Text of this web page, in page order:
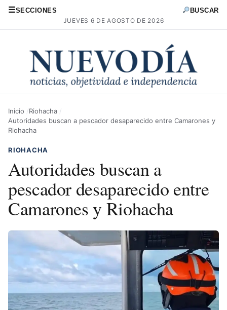
☰SECCIONES
JUEVES 6 DE AGOSTO DE 2026
BUSCAR
Inicio
Riohacha
Autoridades buscan a pescador desaparecido entre Camarones y
Riohacha
RIOHACHA
Autoridades buscan a
pescador desaparecido entre
Camarones y Riohacha